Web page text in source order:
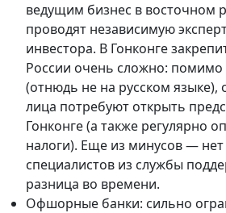
ведущим бизнес в восточном
проводят независимую
инвестора. В Гонконге
России очень сложно:
(отнюдь не на русском языке),
лица потребуют открыть
Гонконге (а также регулярно
налоги). Еще из минусов —
специалистов из службы
разница во времени.
Офшорные банки: сильно